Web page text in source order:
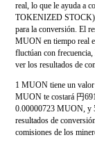
real, lo que le ayuda a
TOKENIZED
para la conversión. El
MUON en tiempo real
fluctúan con frecuencia,
ver los resultados de
1 MUON tiene un
MUON te costará 円
0.00000723 MUON, y
resultados de
comisiones de los